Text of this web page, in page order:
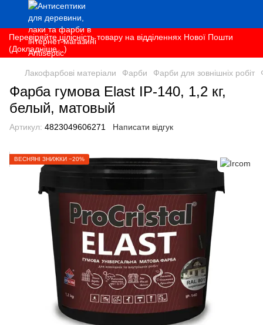
Перевіряйте цілісність товару на відділеннях Нової Пошти
(Докладніше...)
Лакофарбові матеріали Фарби Фарби для зовнішніх робіт
Фарба гумова Elast ІР-140, 1,2 кг,
белый, матовый
Артикул: 4823049606271 Написати відгук
ВЕСНЯНІ ЗНИЖКИ −20%